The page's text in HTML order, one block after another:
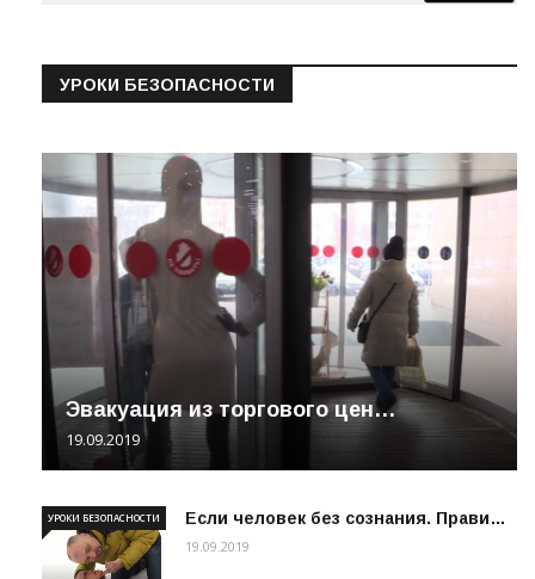
УРОКИ БЕЗОПАСНОСТИ
Эвакуация из торгового цен…
19.09.2019
Если человек без сознания. Прави…
УРОКИ БЕЗОПАСНОСТИ
19.09.2019